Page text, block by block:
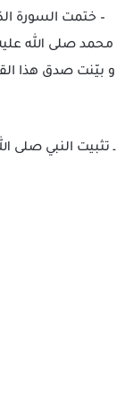
– ختمت السورة
محمد صلى الله
و بيّنت صدق هذا
ـ تثبيت النبي صلى